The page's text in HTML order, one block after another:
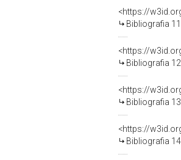
<https://
Bibliografia
<https://
Bibliografia
<https://
Bibliografia
<https://
Bibliografia